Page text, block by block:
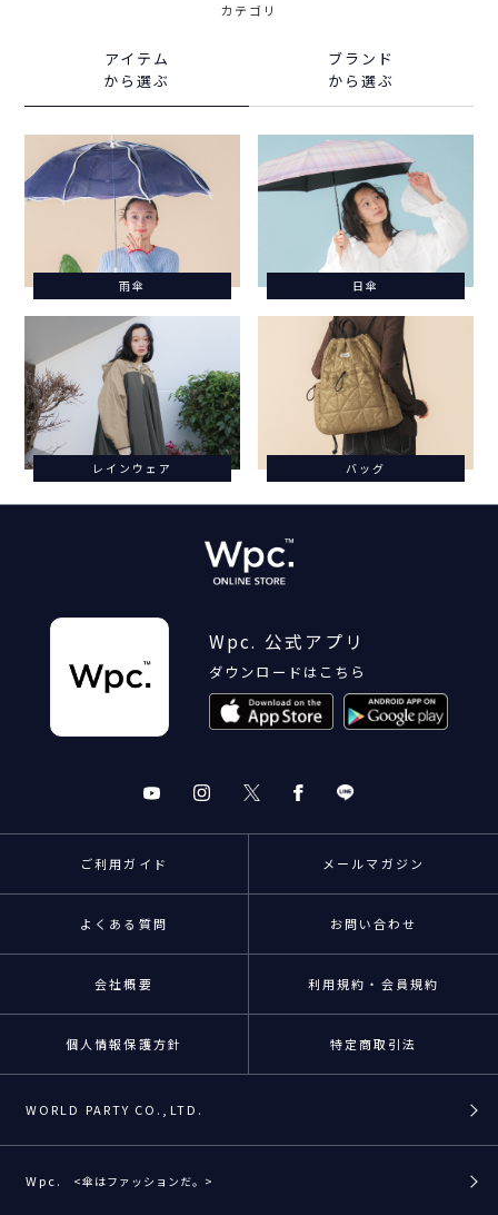
カテゴリ
アイテム
から選ぶ
ブランド
から選ぶ
雨傘 日傘
レインウェア バッグ
Wpc. 公式アプリ
ダウンロードはこちら
ご利用ガイド メールマガジン
よくある質問 お問い合わせ
会社概要 利用規約・会員規約
個人情報保護方針 特定商取引法
WORLD PARTY CO.,LTD.
Wpc. <傘はファッションだ。>